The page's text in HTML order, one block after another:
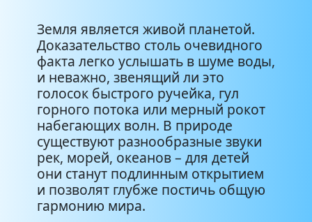
Земля является живой планетой.
Доказательство столь очевидного
факта легко услышать в шуме воды,
и неважно, звенящий ли это
голосок быстрого ручейка, гул
горного потока или мерный рокот
набегающих волн. В природе
существуют разнообразные звуки
рек, морей, океанов – для детей
они станут подлинным открытием
и позволят глубже постичь общую
гармонию мира.